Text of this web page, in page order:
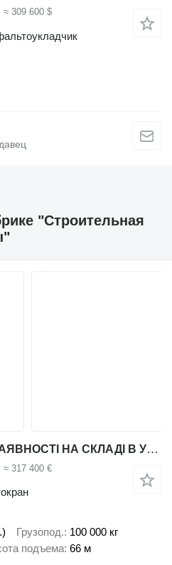
≈ 309 600 $
"Строительная
LiuGong LTC1000L5 В НАЯВНОСТІ НА СКЛАДІ В УКРАЇНІ
≈ 317 400 €
Грузопод. 100 000 кг
подъема 66 м